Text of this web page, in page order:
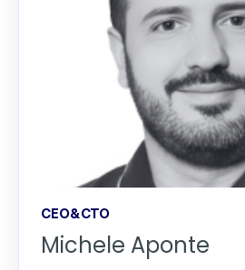
CEO&CTO
Michele Aponte